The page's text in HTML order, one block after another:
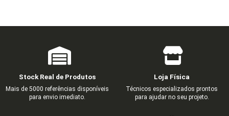
Stock Real de Produtos
Mais de 5000 referências disponíveis
para envio imediato.
Loja Física
Técnicos especializados prontos
para ajudar no seu projeto.